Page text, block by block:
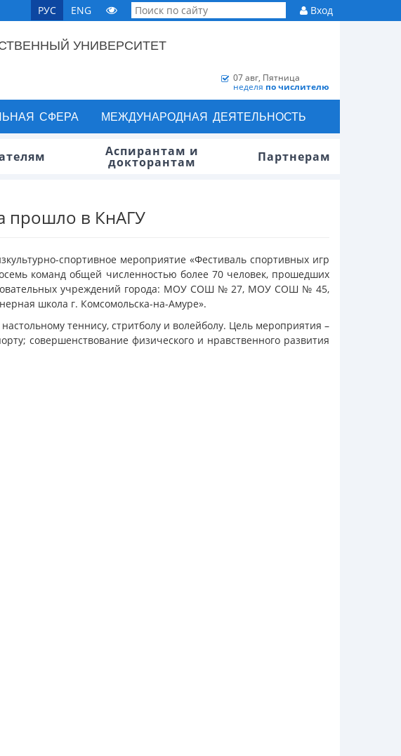
РУС ENG Вход
УНИВЕРСИТЕТ
07 авг, Пятница
неделя по числителю
СФЕРА МЕЖДУНАРОДНАЯ ДЕЯТЕЛЬНОСТЬ
Аспирантам и
докторантам Партнерам
прошло в КнАГУ
спортивное мероприятие «Фестиваль спортивных игр
команд общей численностью более 70 человек, прошедших
учреждений города: МОУ СОШ № 27, МОУ СОШ № 45,
школа г. Комсомольска-на-Амуре».
теннису, стритболу и волейболу. Цель мероприятия –
совершенствование физического и нравственного развития